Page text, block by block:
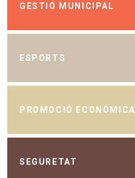
GESTIÓ MUNICIPAL
ESPORTS
PROMOCIÓ ECONÒMICA
SEGURETAT